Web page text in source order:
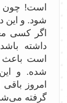
است! چون
شود. و این
اگر کسی
داشته
است باعث
شده. و
امروز
گرفته